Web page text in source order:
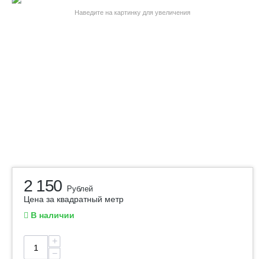
Наведите на картинку для увеличения
2 150 Рублей
Цена за квадратный метр
В наличии
+
−